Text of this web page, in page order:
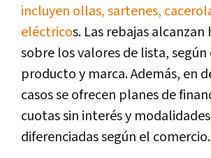
incluyen ollas, sartenes,
eléctricos. Las rebajas alcanzan
sobre los valores de lista, según
producto y marca. Además, en
casos se ofrecen planes de
cuotas sin interés y
diferenciadas según el comercio.